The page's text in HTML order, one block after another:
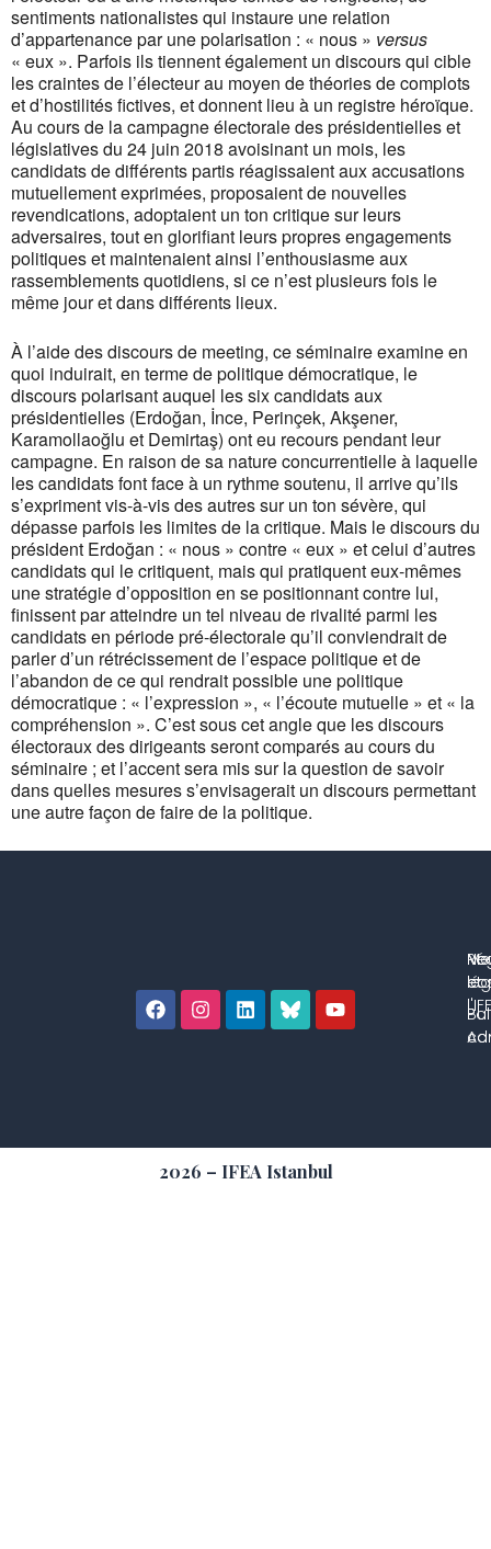
sentiments nationalistes qui instaure une relation
d’appartenance par une polarisation : « nous » versus
« eux ». Parfois ils tiennent également un discours qui cible
les craintes de l’électeur au moyen de théories de complots
et d’hostilités fictives, et donnent lieu à un registre héroïque.
Au cours de la campagne électorale des présidentielles et
législatives du 24 juin 2018 avoisinant un mois, les
candidats de différents partis réagissaient aux accusations
mutuellement exprimées, proposaient de nouvelles
revendications, adoptaient un ton critique sur leurs
adversaires, tout en glorifiant leurs propres engagements
politiques et maintenaient ainsi l’enthousiasme aux
rassemblements quotidiens, si ce n’est plusieurs fois le
même jour et dans différents lieux.
À l’aide des discours de meeting, ce séminaire examine en
quoi induirait, en terme de politique démocratique, le
discours polarisant auquel les six candidats aux
présidentielles (Erdoğan, İnce, Perinçek, Akşener,
Karamollaoğlu et Demirtaş) ont eu recours pendant leur
campagne. En raison de sa nature concurrentielle à laquelle
les candidats font face à un rythme soutenu, il arrive qu’ils
s’expriment vis-à-vis des autres sur un ton sévère, qui
dépasse parfois les limites de la critique. Mais le discours du
président Erdoğan : « nous » contre « eux » et celui d’autres
candidats qui le critiquent, mais qui pratiquent eux-mêmes
une stratégie d’opposition en se positionnant contre lui,
finissent par atteindre un tel niveau de rivalité parmi les
candidats en période pré-électorale qu’il conviendrait de
parler d’un rétrécissement de l’espace politique et de
l’abandon de ce qui rendrait possible une politique
démocratique : « l’expression », « l’écoute mutuelle » et « la
compréhension ». C’est sous cet angle que les discours
électoraux des dirigeants seront comparés au cours du
séminaire ; et l’accent sera mis sur la question de savoir
dans quelles mesures s’envisagerait un discours permettant
une autre façon de faire de la politique.
et
2026 – IFEA Istanbul